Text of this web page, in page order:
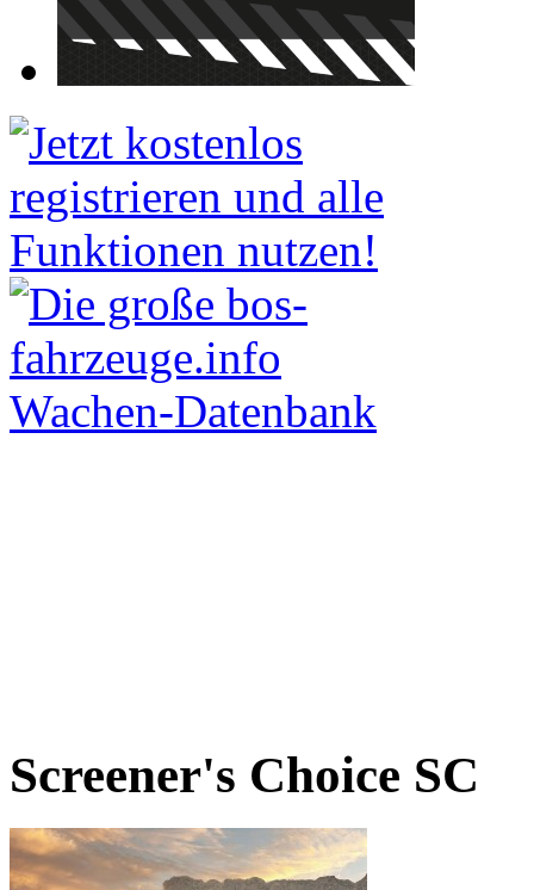
Screener's Choice SC